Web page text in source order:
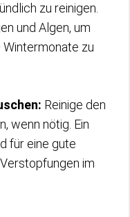
zu reinigen.
und Algen, um
Wintermonate zu
Reinige den
wenn nötig. Ein
für eine gute
im